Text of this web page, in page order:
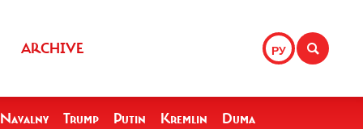
РУ
ARCHIVE
Navalny Trump Putin Kremlin Duma